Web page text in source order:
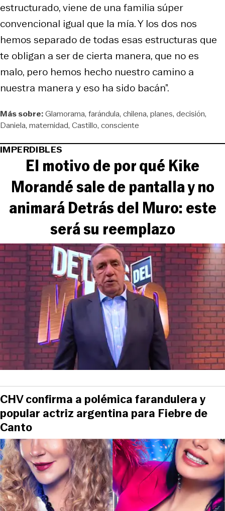
estructurado, viene de una familia súper
convencional igual que la mía. Y los dos nos
hemos separado de todas esas estructuras que
te obligan a ser de cierta manera, que no es
malo, pero hemos hecho nuestro camino a
nuestra manera y eso ha sido bacán”.
Más sobre:Glamorama farándula chilena planes decisión
Daniela maternidad Castillo consciente
IMPERDIBLES
El motivo de por qué Kike
Morandé sale de pantalla y no
animará Detrás del Muro: este
será su reemplazo
CHV confirma a polémica farandulera y
popular actriz argentina para Fiebre de
Canto